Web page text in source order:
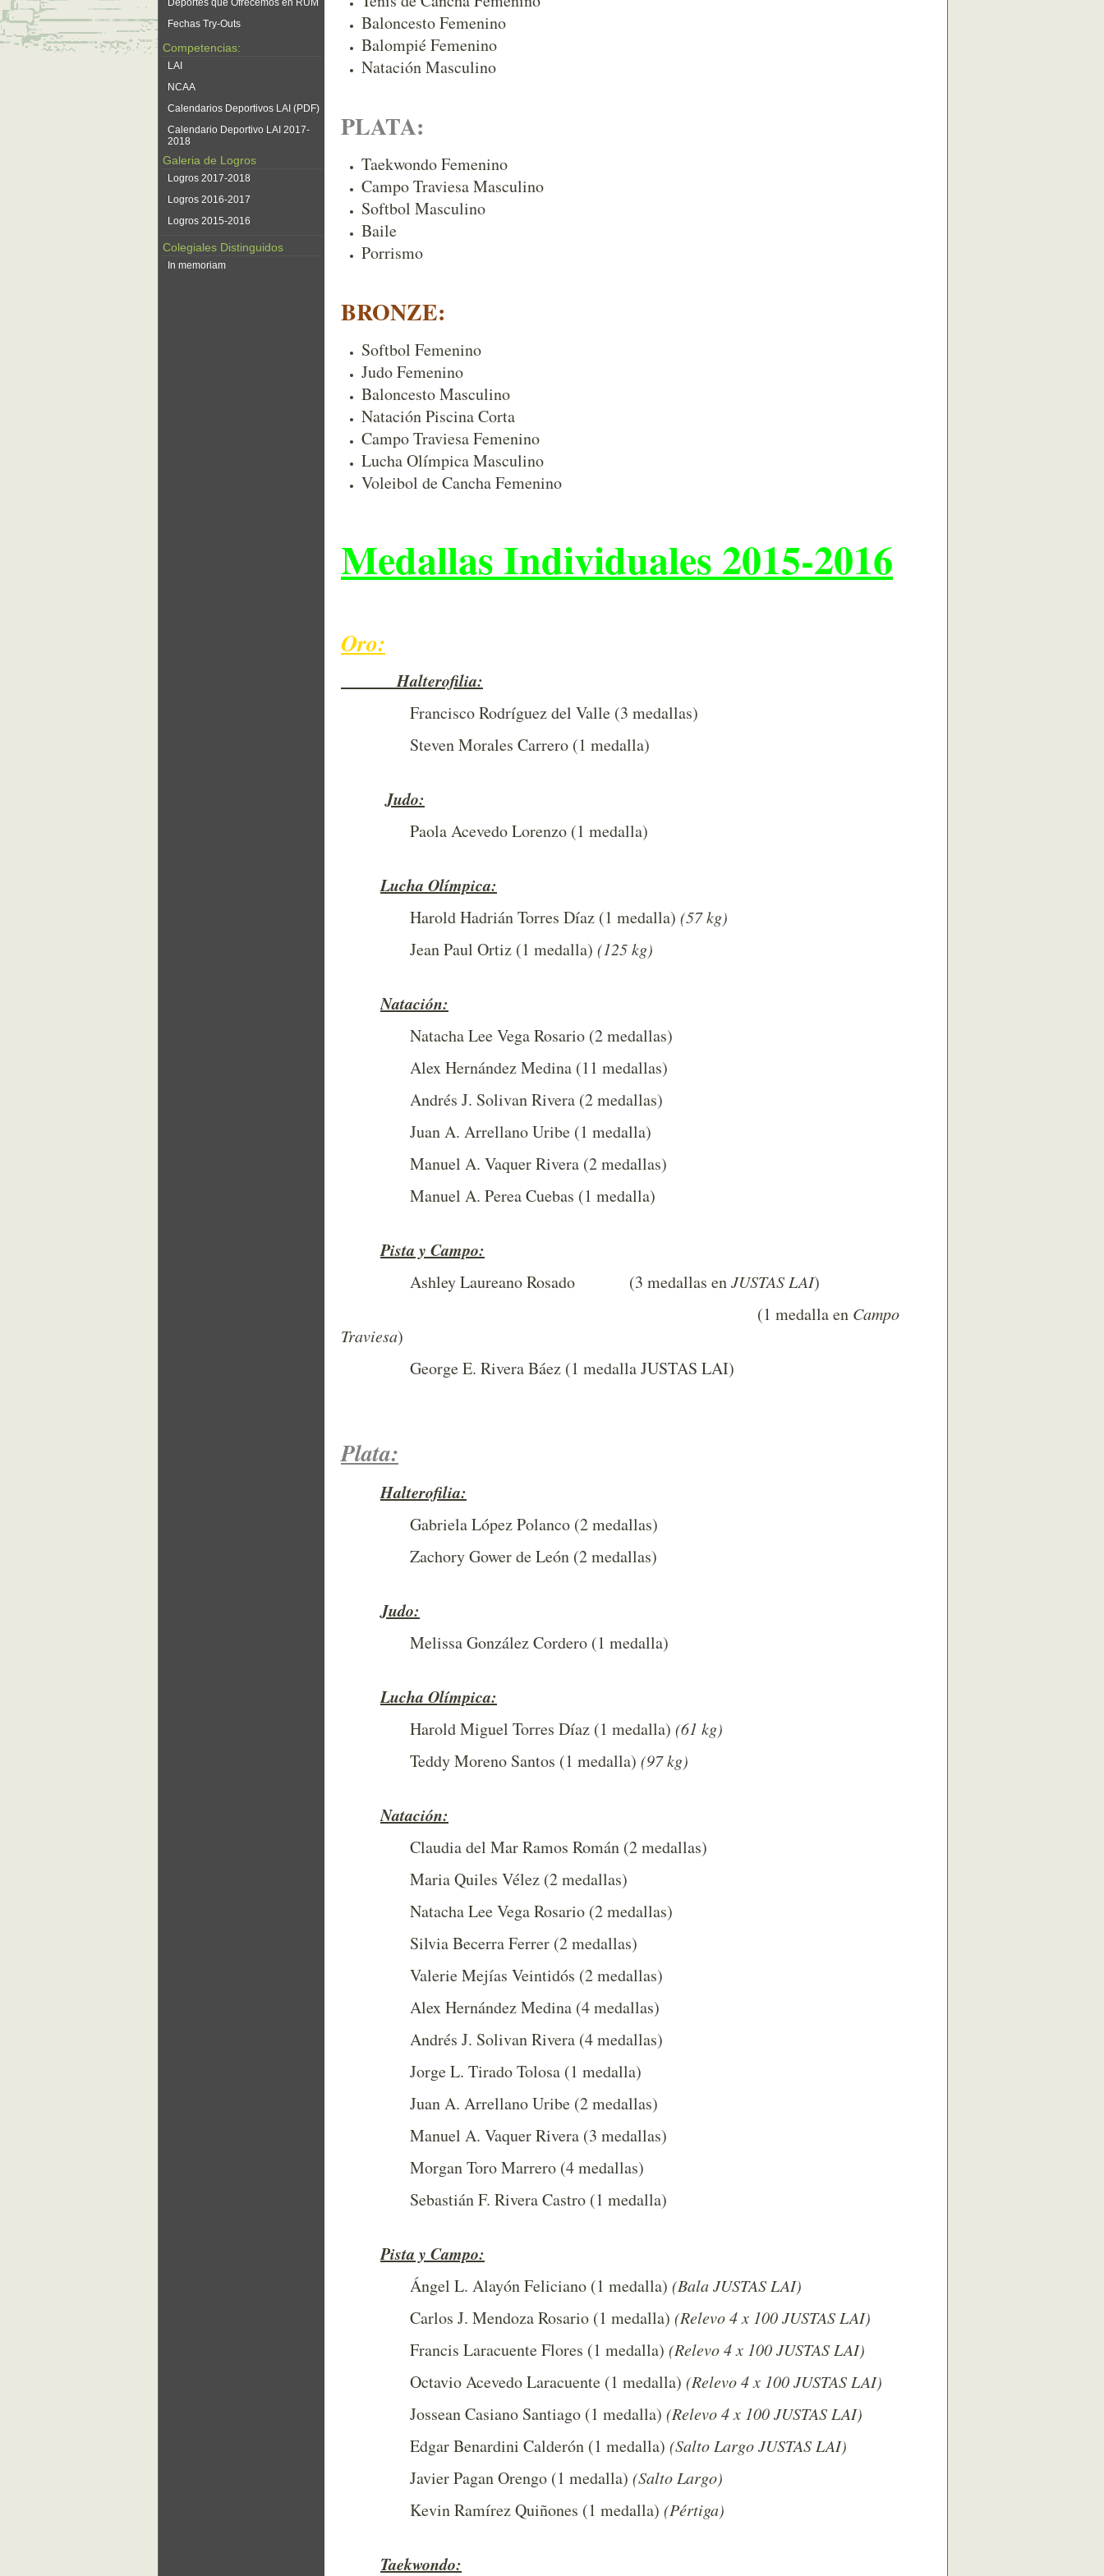
Deportes que Ofrecemos en RUM
Fechas Try-Outs
Competencias:
LAI
NCAA
Calendarios Deportivos LAI (PDF)
Calendario Deportivo LAI 2017-
2018
Galeria de Logros
Logros 2017-2018
Logros 2016-2017
Logros 2015-2016
Colegiales Distinguidos
In memoriam
Baloncesto Femenino
Balompié Femenino
Natación Masculino
PLATA:
Taekwondo Femenino
Campo Traviesa Masculino
Softbol Masculino
Baile
Porrismo
BRONZE:
Softbol Femenino
Judo Femenino
Baloncesto Masculino
Natación Piscina Corta
Campo Traviesa Femenino
Lucha Olímpica Masculino
Voleibol de Cancha Femenino
Medallas Individuales 2015-2016
Oro:
Halterofilia:
Francisco Rodríguez del Valle (3 medallas)
Steven Morales Carrero (1 medalla)
Judo:
Paola Acevedo Lorenzo (1 medalla)
Lucha Olímpica:
Harold Hadrián Torres Díaz (1 medalla) (57 kg)
Jean Paul Ortiz (1 medalla) (125 kg)
Natación:
Natacha Lee Vega Rosario (2 medallas)
Alex Hernández Medina (11 medallas)
Andrés J. Solivan Rivera (2 medallas)
Juan A. Arrellano Uribe (1 medalla)
Manuel A. Vaquer Rivera (2 medallas)
Manuel A. Perea Cuebas (1 medalla)
Pista y Campo:
Ashley Laureano Rosado (3 medallas enJUSTAS LAI)
(1 medalla en Campo
Traviesa)
George E. Rivera Báez (1 medalla JUSTAS LAI)
Plata:
Halterofilia:
Gabriela López Polanco (2 medallas)
Zachory Gower de León (2 medallas)
Judo:
Melissa González Cordero (1 medalla)
Lucha Olímpica:
Harold Miguel Torres Díaz (1 medalla) (61 kg)
Teddy Moreno Santos (1 medalla) (97 kg)
Natación:
Claudia del Mar Ramos Román (2 medallas)
Maria Quiles Vélez (2 medallas)
Natacha Lee Vega Rosario (2 medallas)
Silvia Becerra Ferrer (2 medallas)
Valerie Mejías Veintidós (2 medallas)
Alex Hernández Medina (4 medallas)
Andrés J. Solivan Rivera (4 medallas)
Jorge L. Tirado Tolosa (1 medalla)
Juan A. Arrellano Uribe (2 medallas)
Manuel A. Vaquer Rivera (3 medallas)
Morgan Toro Marrero (4 medallas)
Sebastián F. Rivera Castro (1 medalla)
Pista y Campo:
Ángel L. Alayón Feliciano (1 medalla) (Bala JUSTAS LAI)
Carlos J. Mendoza Rosario (1 medalla) (Relevo 4 x 100 JUSTAS LAI)
Francis Laracuente Flores (1 medalla) (Relevo 4 x 100 JUSTAS LAI)
Octavio Acevedo Laracuente (1 medalla) (Relevo 4 x 100 JUSTAS LAI)
Jossean Casiano Santiago (1 medalla) (Relevo 4 x 100 JUSTAS LAI)
Edgar Benardini Calderón (1 medalla) (Salto Largo JUSTAS LAI)
Javier Pagan Orengo (1 medalla) (Salto Largo)
Kevin Ramírez Quiñones (1 medalla) (Pértiga)
Taekwondo: